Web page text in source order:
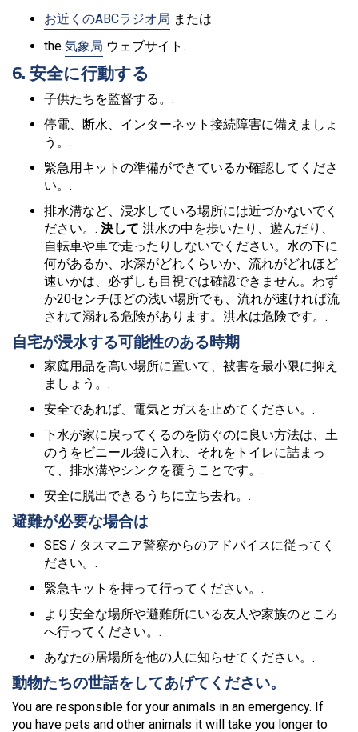
お近くのABCラジオ局 または
the 気象局 ウェブサイト.
6. 安全に行動する
子供たちを監督する。.
停電、断水、インターネット接続障害に備えましょ
う。.
緊急用キットの準備ができているか確認してくださ
い。.
排水溝など、浸水している場所には近づかないでく
ださい。. 決して 洪水の中を歩いたり、遊んだり、
自転車や車で走ったりしないでください。水の下に
何があるか、水深がどれくらいか、流れがどれほど
速いかは、必ずしも目視では確認できません。わず
か20センチほどの浅い場所でも、流れが速ければ流
されて溺れる危険があります。洪水は危険です。.
自宅が浸水する可能性のある時期
家庭用品を高い場所に置いて、被害を最小限に抑え
ましょう。.
安全であれば、電気とガスを止めてください。.
下水が家に戻ってくるのを防ぐのに良い方法は、土
のうをビニール袋に入れ、それをトイレに詰まっ
て、排水溝やシンクを覆うことです。.
安全に脱出できるうちに立ち去れ。.
避難が必要な場合は
SES / タスマニア警察からのアドバイスに従ってく
ださい。.
緊急キットを持って行ってください。.
より安全な場所や避難所にいる友人や家族のところ
へ行ってください。.
あなたの居場所を他の人に知らせてください。.
動物たちの世話をしてあげてください。
You are responsible for your animals in an emergency. If
you have pets and other animals it will take you longer to